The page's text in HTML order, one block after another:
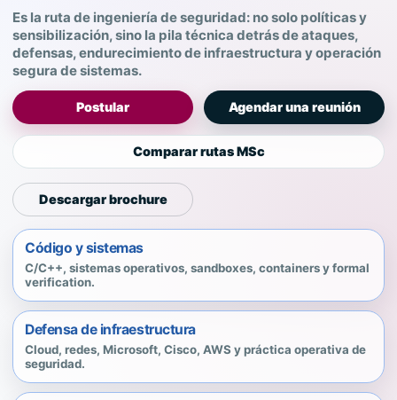
Es la ruta de ingeniería de seguridad: no solo políticas y
sensibilización, sino la pila técnica detrás de ataques,
defensas, endurecimiento de infraestructura y operación
segura de sistemas.
Postular Agendar una reunión
Comparar rutas MSc
Descargar brochure
Código y sistemas
C/C++, sistemas operativos, sandboxes, containers y formal
verification.
Defensa de infraestructura
Cloud, redes, Microsoft, Cisco, AWS y práctica operativa de
seguridad.